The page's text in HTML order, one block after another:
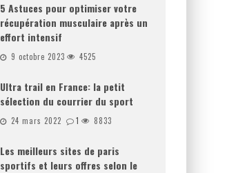
5 Astuces pour optimiser votre
récupération musculaire après un
effort intensif
9 octobre 2023 4525
Ultra trail en France: la petit
sélection du courrier du sport
24 mars 2022 1 8833
Les meilleurs sites de paris
sportifs et leurs offres selon le